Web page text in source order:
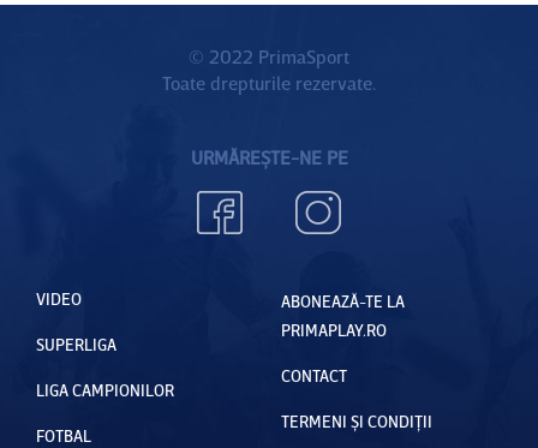
© 2022 PrimaSport
Toate drepturile rezervate.
URMĂREȘTE-NE PE
VIDEO
SUPERLIGA
LIGA CAMPIONILOR
FOTBAL
ABONEAZĂ-TE LA
PRIMAPLAY.RO
CONTACT
TERMENI ȘI CONDIȚII